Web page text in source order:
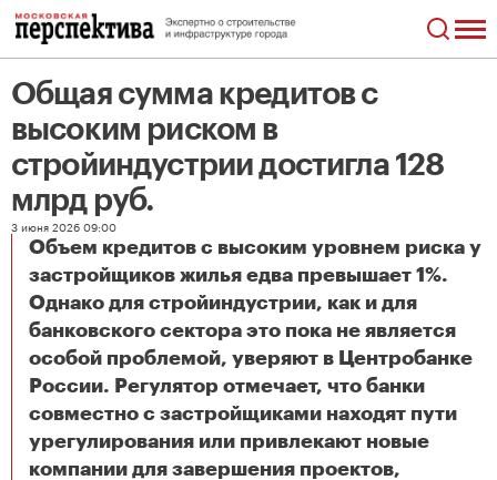
Общая сумма кредитов с
высоким риском в
стройиндустрии достигла 128
млрд руб.
3 июня 2026 09:00
Объем кредитов с высоким уровнем риска у
застройщиков жилья едва превышает 1%.
Однако для стройиндустрии, как и для
банковского сектора это пока не является
особой проблемой, уверяют в Центробанке
России. Регулятор отмечает, что банки
совместно с застройщиками находят пути
урегулирования или привлекают новые
компании для завершения проектов,